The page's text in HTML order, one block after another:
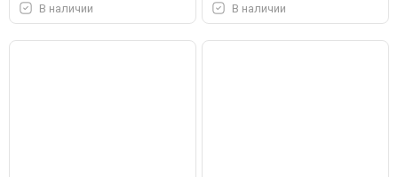
В наличии В наличии